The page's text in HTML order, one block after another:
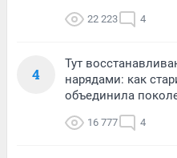
22 223 4
4
Тут
нарядами: как
объединила
16 777 4